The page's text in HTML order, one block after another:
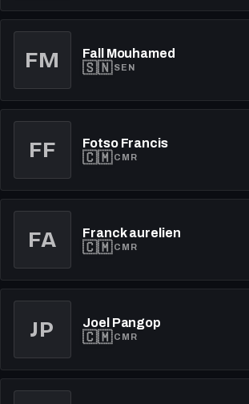
FM Fall Mouhamed
🇸🇳SEN
FF Fotso Francis
🇨🇲CMR
FA Franck aurelien
🇨🇲CMR
JP Joel Pangop
🇨🇲CMR